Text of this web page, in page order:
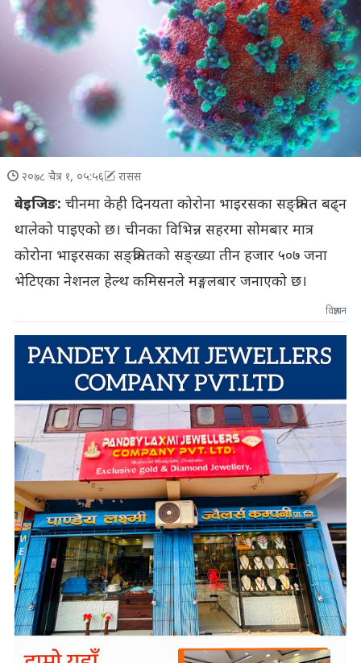
२०७८ चैत्र १, ०५:५६ रासस
बेइजिङ: चीनमा केही दिनयता कोरोना भाइरसका सङ्क्रमित बढ्न
थालेको पाइएको छ। चीनका विभिन्न सहरमा सोमबार मात्र
कोरोना भाइरसका सङ्क्रमितको सङ्ख्या तीन हजार ५०७ जना
भेटिएका नेशनल हेल्थ कमिसनले मङ्गलबार जनाएको छ।
विज्ञापन